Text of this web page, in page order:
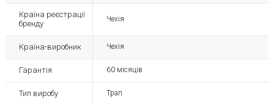
Країна реєстрації
бренду
Чехія
Країна-виробник Чехія
Гарантія 60 місяців
Тип виробу Трап